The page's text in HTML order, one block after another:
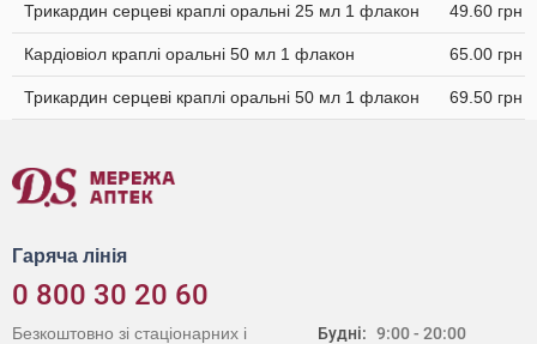
Трикардин серцеві краплі оральні 25 мл 1 флакон 49.60 грн
Кардіовіол краплі оральні 50 мл 1 флакон 65.00 грн
Трикардин серцеві краплі оральні 50 мл 1 флакон 69.50 грн
Гаряча лінія
0 800 30 20 60
Будні: 9:00 - 20:00
Безкоштовно зі стаціонарних і